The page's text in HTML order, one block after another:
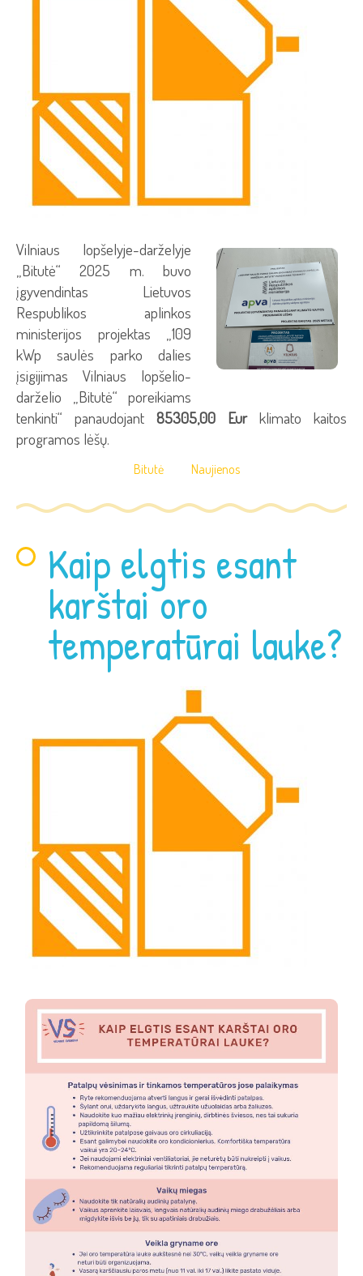
Vilniaus lopšelyje-darželyje
„Bitutė“ 2025 m. buvo
įgyvendintas Lietuvos
Respublikos aplinkos
ministerijos projektas „109
kWp saulės parko dalies
įsigijimas Vilniaus lopšelio-
darželio „Bitutė“ poreikiams
tenkinti“ panaudojant 85305,00 Eurklimato kaitos
programos lėšų.
Bitutė Naujienos
Kaip elgtis esant
karštai oro
temperatūrai lauke?